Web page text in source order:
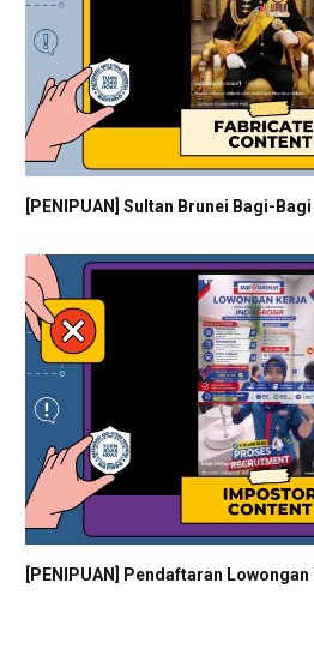
[PENIPUAN] Sultan Brunei Bagi-
[PENIPUAN] Pendaftaran